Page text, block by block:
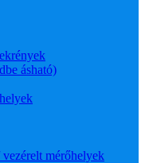
ásható)
mérőhelyek